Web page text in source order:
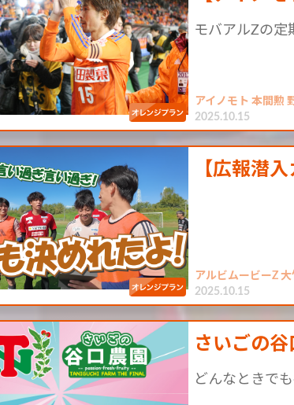
モバアルZの定
アイノモト 本間勲
2025.10.15
【広報潜
アルビムービーZ
2025.10.15
さいごの
どんなときで